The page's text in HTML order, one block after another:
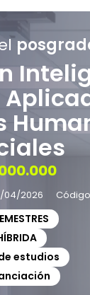
04/2026 Código
estudios